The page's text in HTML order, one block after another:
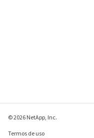
© 2026 NetApp, Inc.
Termos de uso